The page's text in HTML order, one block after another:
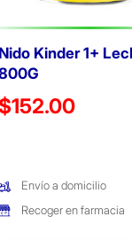
Kinder 1+
reducido de
Envío a domicilio
Recoger en farmacia